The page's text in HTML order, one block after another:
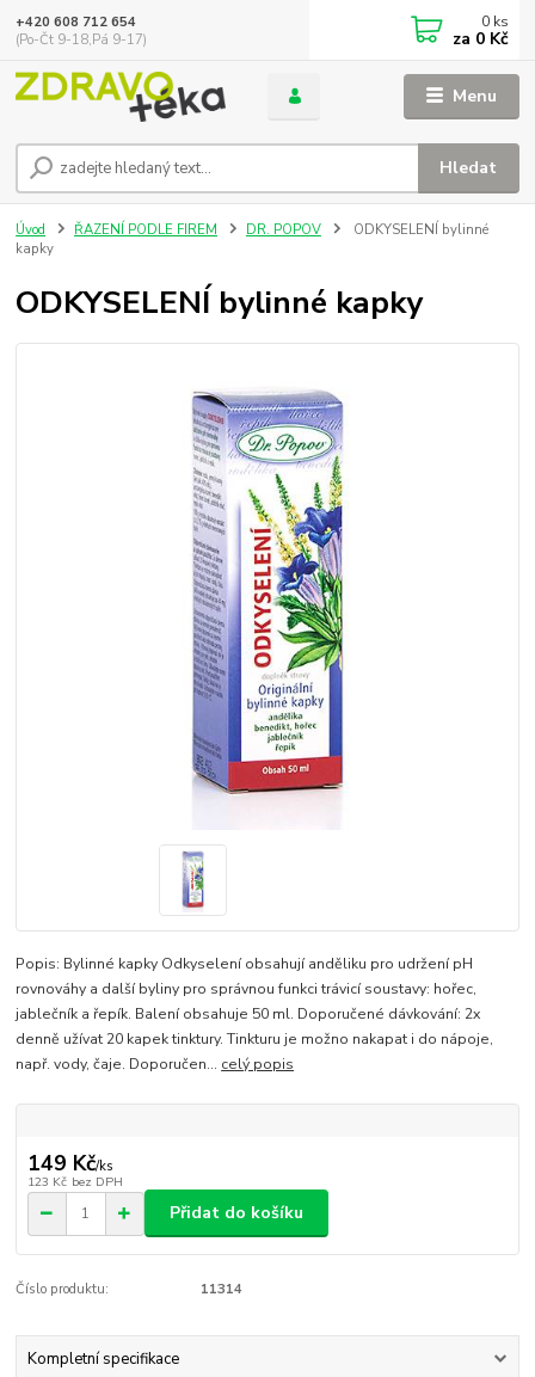
Menu
Hledat
+420 608 712 654
(Po-Čt 9-18,Pá 9-17)
0 ks
za 0 Kč
Úvod ŘAZENÍ PODLE FIREM DR. POPOV
ODKYSELENÍ bylinné
kapky
ODKYSELENÍ bylinné kapky
Popis: Bylinné kapky Odkyselení obsahují anděliku pro udržení pH
rovnováhy a další byliny pro správnou funkci trávicí soustavy: hořec,
jablečník a řepík. Balení obsahuje 50 ml. Doporučené dávkování: 2x
denně užívat 20 kapek tinktury. Tinkturu je možno nakapat i do nápoje,
např. vody, čaje. Doporučen... celý popis
149 Kč/ks
123 Kč bez DPH
Přidat do košíku
Číslo produktu: 11314
Kompletní specifikace